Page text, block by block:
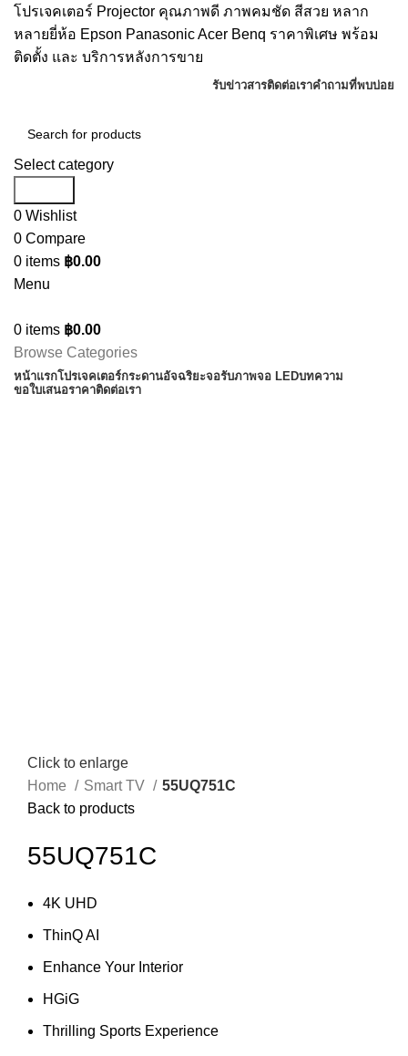
โปรเจคเตอร์ Projector คุณภาพดี ภาพคมชัด สีสวย หลาก
หลายยี่ห้อ Epson Panasonic Acer Benq ราคาพิเศษ พร้อม
ติดตั้ง และ บริการหลังการขาย
รับข่าวสารติดต่อเราคำถามที่พบบ่อย
Select category
0 Wishlist
0 Compare
0 items ฿0.00
Menu
0 items ฿0.00
Browse Categories
หน้าแรกโปรเจคเตอร์กระดานอัจฉริยะจอรับภาพจอ LEDบทความ
ขอใบเสนอราคาติดต่อเรา
Click to enlarge
Home
Smart TV
55UQ751C
Back to products
55UQ751C
4K UHD
ThinQ AI
Enhance Your Interior
HGiG
Thrilling Sports Experience